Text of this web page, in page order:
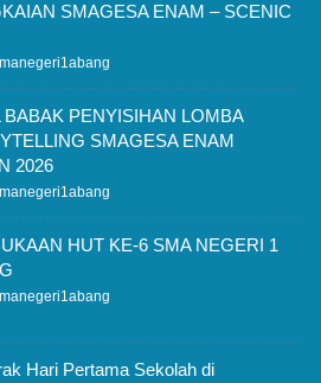
SMAGESA ENAM – SCENIC
BABAK PENYISIHAN LOMBA
SMAGESA ENAM
2026
HUT KE-6 SMA NEGERI 1
Hari Pertama Sekolah di